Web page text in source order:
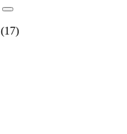
(17)